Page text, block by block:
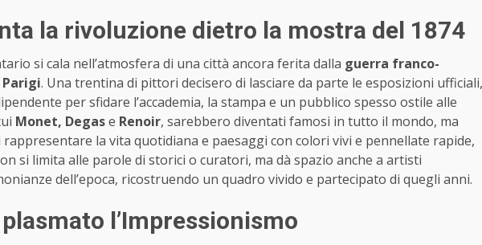
la rivoluzione dietro la mostra del 1874
si cala nell’atmosfera di una città ancora ferita dalla guerra franco-
Parigi. Una trentina di pittori decisero di lasciare da parte le esposizioni ufficiali,
per sfidare l’accademia, la stampa e un pubblico spesso ostile alle
Monet, Degase Renoir, sarebbero diventati famosi in tutto il mondo, ma
la vita quotidiana e paesaggi con colori vivi e pennellate rapide,
si limita alle parole di storici o curatori, ma dà spazio anche a artisti
dell’epoca, ricostruendo un quadro vivido e partecipato di quegli anni.
l’Impressionismo